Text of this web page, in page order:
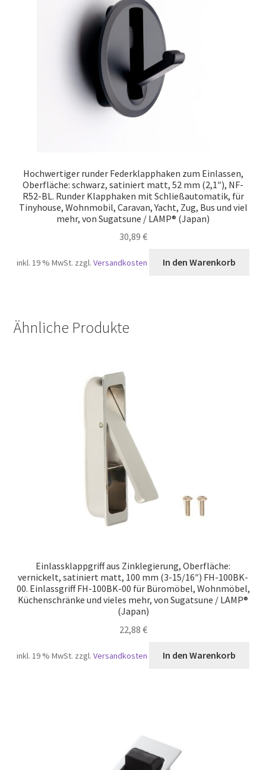
Hochwertiger runder Federklapphaken zum Einlassen,
Oberfläche: schwarz, satiniert matt, 52 mm (2,1″), NF-
R52-BL. Runder Klapphaken mit Schließautomatik, für
Tinyhouse, Wohnmobil, Caravan, Yacht, Zug, Bus und viel
mehr, von Sugatsune / LAMP® (Japan)
30,89 €
inkl. 19 % MwSt. zzgl.Versandkosten In den Warenkorb
Ähnliche Produkte
Einlassklappgriff aus Zinklegierung, Oberfläche:
vernickelt, satiniert matt, 100 mm (3-15/16″) FH-100BK-
00. Einlassgriff FH-100BK-00 für Büromöbel, Wohnmöbel,
Küchenschränke und vieles mehr, von Sugatsune / LAMP®
(Japan)
22,88 €
inkl. 19 % MwSt. zzgl.Versandkosten In den Warenkorb